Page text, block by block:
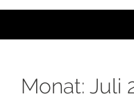
Monat: Juli